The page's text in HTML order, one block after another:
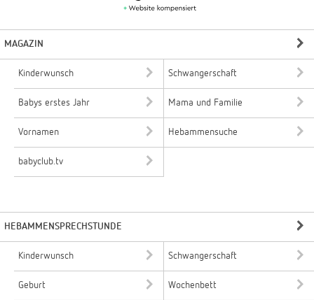
MAGAZIN
Kinderwunsch Schwangerschaft
Babys erstes Jahr Mama und Familie
Vornamen Hebammensuche
babyclub.tv
HEBAMMENSPRECHSTUNDE
Kinderwunsch Schwangerschaft
Geburt Wochenbett